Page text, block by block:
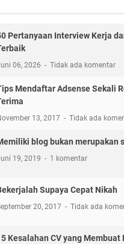
Pertanyaan Interview Kerja
06, 2026 Tidak ada komentar
Mendaftar Adsense Sekali
13, 2017 Tidak ada
blog bukan merupakan
19, 2019 1 komentar
Supaya Cepat Nikah
20, 2017 Tidak ada
Kesalahan CV yang